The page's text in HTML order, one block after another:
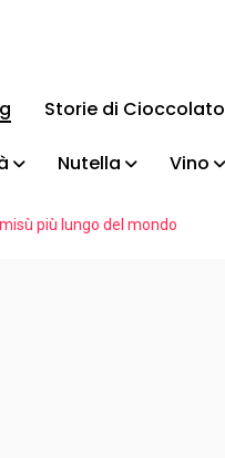
Storie di Cioccolato
Nutella Vino
più lungo del mondo